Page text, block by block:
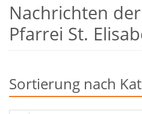
Nachrichten
Pfarrei St.
Sortierung nach